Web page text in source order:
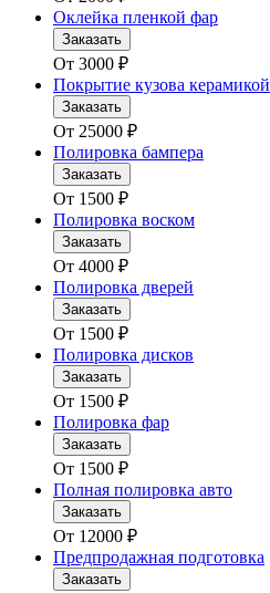
Оклейка пленкой фар
Заказать
От 3000 ₽
Покрытие кузова керамикой
Заказать
От 25000 ₽
Полировка бампера
Заказать
От 1500 ₽
Полировка воском
Заказать
От 4000 ₽
Полировка дверей
Заказать
От 1500 ₽
Полировка дисков
Заказать
От 1500 ₽
Полировка фар
Заказать
От 1500 ₽
Полная полировка авто
Заказать
От 12000 ₽
Предпродажная подготовка
Заказать